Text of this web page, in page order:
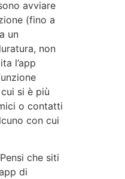
avviare
(fino a
un
non
l’app
si è più
o contatti
con cui
che siti
di